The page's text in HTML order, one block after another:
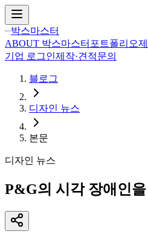
박스마스터
ABOUT 박스마스터 포트폴리오
기업 로그인제작·견적문의
블로그
디자인 뉴스
본문
디자인 뉴스
P&G의 시각 장애인